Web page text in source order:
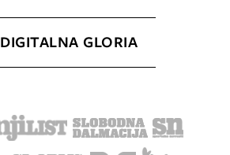
DIGITALNA GLORIA